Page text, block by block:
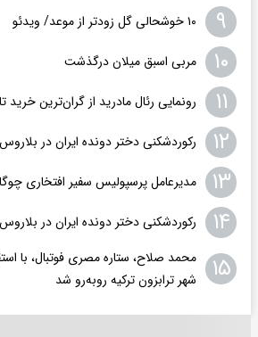
۹ ۱۰ خوشحالی گل زودتر از موعد/ ویدئو
۱۰ مربی اسبق میلان درگذشت
۱۱ رونمایی رئال مادرید از گران‌ترین خرید
۱۲ رکوردشکنی دختر دونده ایران در بلاروس
۱۳ مدیرعامل پرسپولیس سفیر افتخاری
۱۴ رکوردشکنی دختر دونده ایران در بلاروس
۱۵
محمد صلاح، ستاره مصری فوتبال، با
شهر ترابزون ترکیه روبه‌رو شد